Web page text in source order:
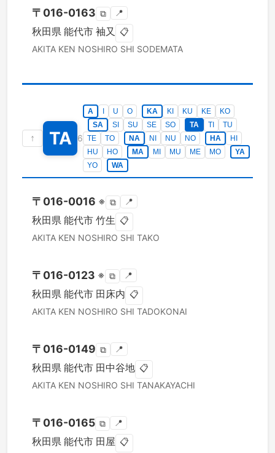
〒 016-0163 ⧉ 📍
秋田県 能代市 袖又 📋
AKITA KEN NOSHIRO SHI SODEMATA
↑ TA 6
A U O KA KI KU KE
KO
SA
SI SU SE SO TA TI
TU
TE
TO NA NI NU NO HA
HI
HU
HO MA MI MU ME MO
YA
YO
WA
〒 016-0016 ※ ⧉ 📍
秋田県 能代市 竹生 📋
AKITA KEN NOSHIRO SHI TAKO
〒 016-0123 ※ ⧉ 📍
秋田県 能代市 田床内 📋
AKITA KEN NOSHIRO SHI TADOKONAI
〒 016-0149 ⧉ 📍
秋田県 能代市 田中谷地 📋
AKITA KEN NOSHIRO SHI TANAKAYACHI
〒 016-0165 ⧉ 📍
秋田県 能代市 田屋 📋